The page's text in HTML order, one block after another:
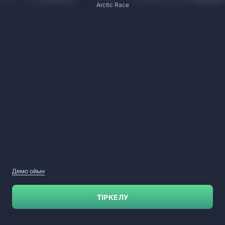
Arctic Race
Демо ойын
ТІРКЕЛУ